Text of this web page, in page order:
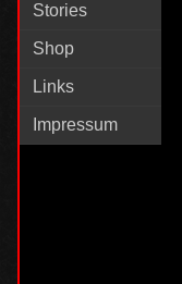
Stories
Shop
Links
Impressum